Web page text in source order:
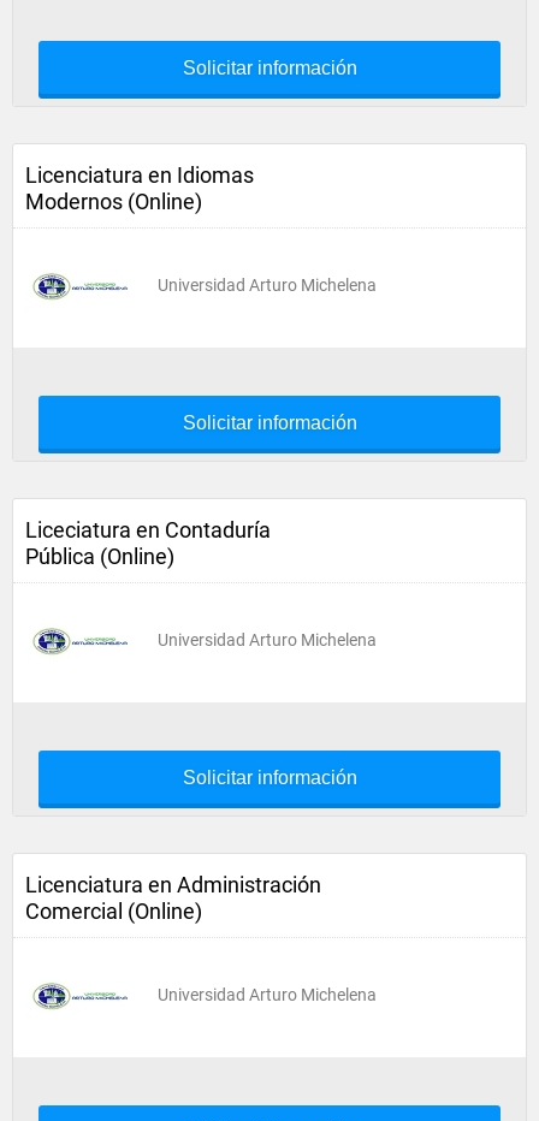
Solicitar información
Licenciatura en Idiomas
Modernos (Online)
Universidad Arturo Michelena
Solicitar información
Liceciatura en Contaduría
Pública (Online)
Universidad Arturo Michelena
Solicitar información
Licenciatura en Administración
Comercial (Online)
Universidad Arturo Michelena